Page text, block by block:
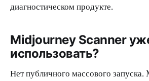
диагностическом продукте.
Midjourney Scanner
использовать?
Нет публичного массового